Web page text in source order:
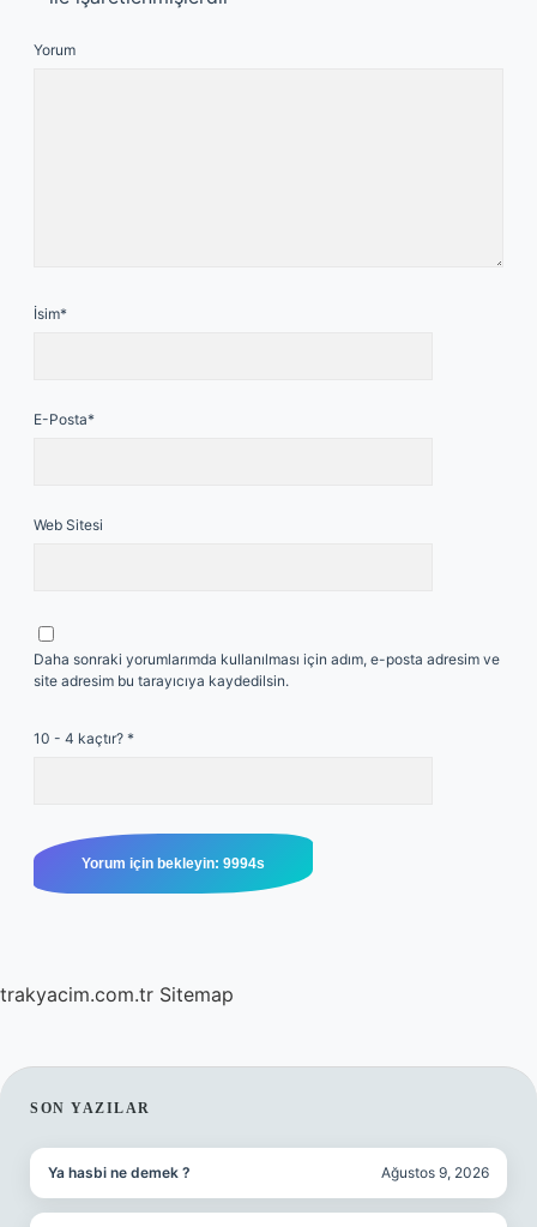
Yorum
İsim*
E-Posta*
Web Sitesi
Daha sonraki yorumlarımda kullanılması için adım, e-posta adresim ve
site adresim bu tarayıcıya kaydedilsin.
10 - 4 kaçtır? *
trakyacim.com.tr Sitemap
SIDEBAR
SON YAZILAR
Ya hasbi ne demek ? Ağustos 9, 2026